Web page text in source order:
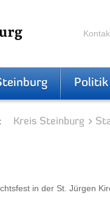
Politik
Kreis Steinburg
in der St. Jürgen